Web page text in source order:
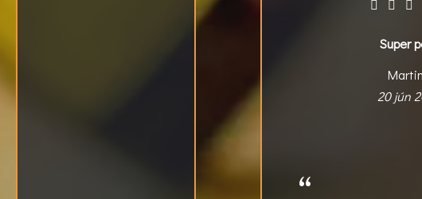
Super
20 jún